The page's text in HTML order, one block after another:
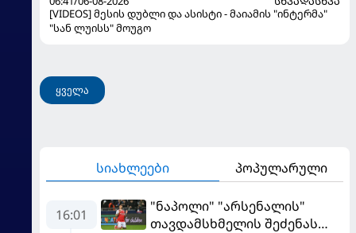
[VIDEOS] მესის დუბლი და ასისტი - მაიამის "ინტერმა"
"სან ლუისს" მოუგო
ყველა
სიახლეები პოპულარული
16:01
"ნაპოლი" "არსენალის"
თავდამსხმელის შეძენას